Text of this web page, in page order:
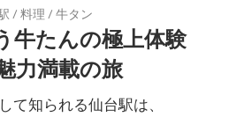
/料理/牛タン
牛たんの極上体験
力満載の旅
て知られる仙台駅は、